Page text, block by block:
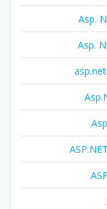
Asp.
Asp.